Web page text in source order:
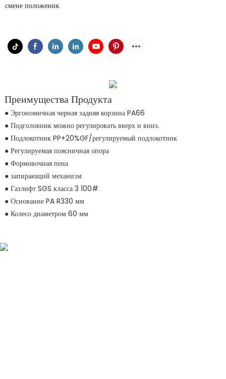
смене положения.
Преимущества Продукта
● Эргономичная черная задняя корзина PA66
● Подголовник можно регулировать вверх и вниз.
● Подлокотник PP+20%GF/регулируемый подлокотник
● Регулируемая поясничная опора
● Формовочная пена
● запирающий механизм
● Газлифт SGS класса 3 100#
● Основание PA R330 мм
● Колесо диаметром 60 мм